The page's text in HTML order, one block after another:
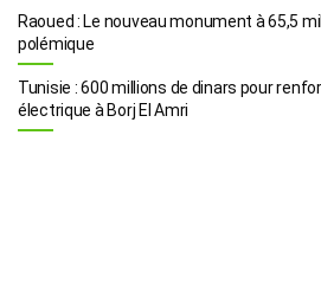
Raoued : Le nouveau monument à 65,5
polémique
Tunisie : 600 millions de dinars pour
électrique à Borj El Amri